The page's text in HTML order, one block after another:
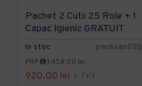
In stoc packsan020
Pachet 2 Cutii 25 Role + 1
Capac Igienic GRATUIT
PRP 1.458,00 lei
920,00 lei + TVA